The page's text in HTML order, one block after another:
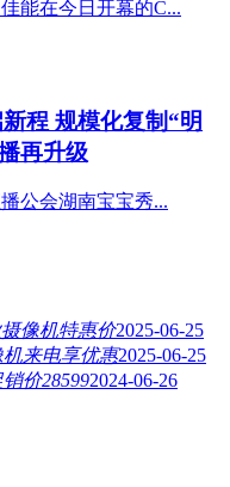
能在今日开幕的C...
程 规模化复制“明
再升级
公会湖南宝宝秀...
像机特惠价2025-06-25
机来电享优惠2025-06-25
价285992024-06-26